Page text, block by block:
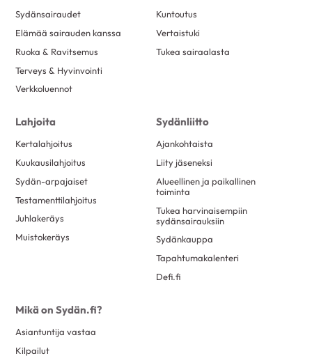
Sydänsairaudet
Elämää sairauden kanssa
Ruoka & Ravitsemus
Terveys & Hyvinvointi
Verkkoluennot
Kuntoutus
Vertaistuki
Tukea sairaalasta
Lahjoita
Kertalahjoitus
Kuukausilahjoitus
Sydän-arpajaiset
Testamenttilahjoitus
Juhlakeräys
Muistokeräys
Sydänliitto
Ajankohtaista
Liity jäseneksi
Alueellinen ja paikallinen
toiminta
Tukea harvinaisempiin
sydänsairauksiin
Sydänkauppa
Tapahtumakalenteri
Defi.fi
Mikä on Sydän.fi?
Asiantuntija vastaa
Kilpailut